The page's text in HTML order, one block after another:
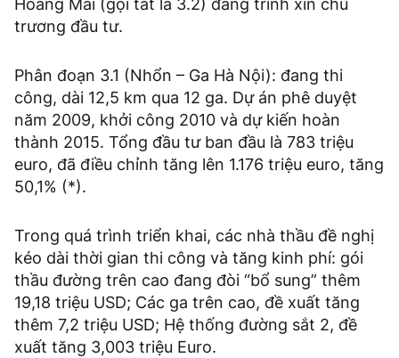
Hoàng Mai (gọi tắt là 3.2) đang trình xin chủ
trương đầu tư.
Phân đoạn 3.1 (Nhổn – Ga Hà Nội): đang thi
công, dài 12,5 km qua 12 ga. Dự án phê duyệt
năm 2009, khởi công 2010 và dự kiến hoàn
thành 2015. Tổng đầu tư ban đầu là 783 triệu
euro, đã điều chỉnh tăng lên 1.176 triệu euro, tăng
50,1% (*).
Trong quá trình triển khai, các nhà thầu đề nghị
kéo dài thời gian thi công và tăng kinh phí: gói
thầu đường trên cao đang đòi “bổ sung” thêm
19,18 triệu USD; Các ga trên cao, đề xuất tăng
thêm 7,2 triệu USD; Hệ thống đường sắt 2, đề
xuất tăng 3,003 triệu Euro.